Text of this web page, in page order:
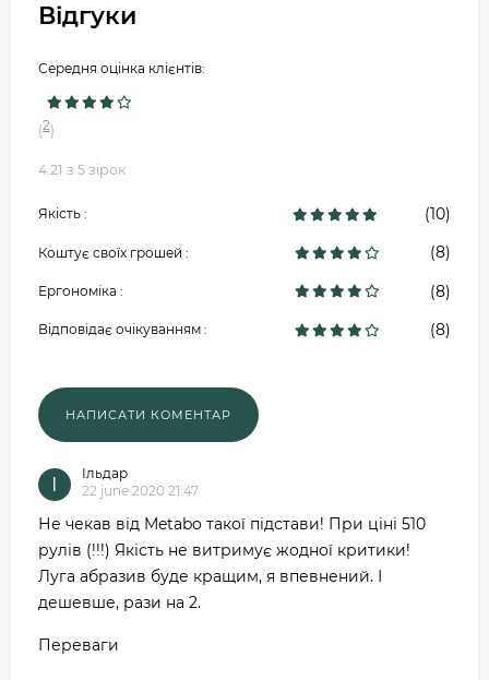
Відгуки
Середня оцінка клієнтів:
(2)
4.21 з 5 зірок
Якість : (10)
Коштує своїх грошей : (8)
Ергономіка : (8)
Відповідає очікуванням : (8)
І
Ільдар
22 june 2020 21:47
Не чекав від Metabo такої підстави! При ціні 510
рулів (!!!) Якість не витримує жодної критики!
Луга абразив буде кращим, я впевнений. І
дешевше, рази на 2.
Переваги